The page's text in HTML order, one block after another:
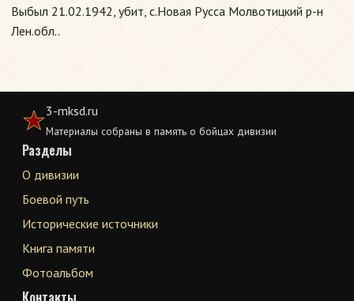
Выбыл 21.02.1942, убит, с.Новая Русса Молвотицкий р-н
Лен.обл..
3-mksd.ru
Материалы собраны в память о бойцах дивизии
Разделы
О дивизии
Боевой путь
Исторические источники
Книга памяти
Фотоальбом
Контакты